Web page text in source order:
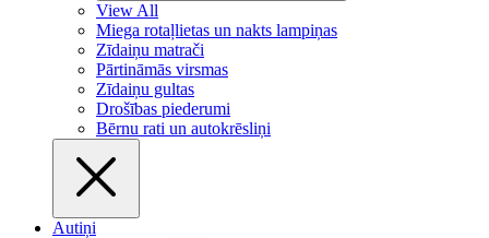
View All
Miega rotaļlietas un nakts lampiņas
Zīdaiņu matrači
Pārtināmās virsmas
Zīdaiņu gultas
Drošības piederumi
Bērnu rati un autokrēsliņi
Autiņi